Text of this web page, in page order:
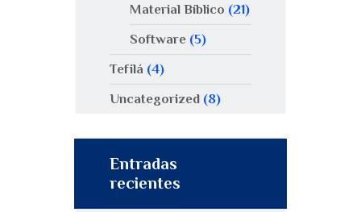
Material Bíblico (21)
Software(5)
Tefilá (4)
Uncategorized (8)
Entradas
recientes